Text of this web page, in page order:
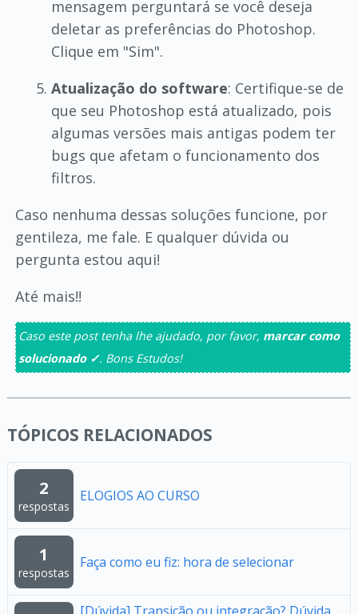
mensagem perguntará se você deseja
deletar as preferências do Photoshop.
Clique em "Sim".
Atualização do software: Certifique-se de
que seu Photoshop está atualizado, pois
algumas versões mais antigas podem ter
bugs que afetam o funcionamento dos
filtros.
Caso nenhuma dessas soluções funcione, por
gentileza, me fale. E qualquer dúvida ou
pergunta estou aqui!
Até mais!!
Caso este post tenha lhe ajudado, por favor, marcar como
solucionado ✓. Bons Estudos!
TÓPICOS RELACIONADOS
2
respostas
ELOGIOS AO CURSO
1
respostas
Faça como eu fiz: hora de selecionar